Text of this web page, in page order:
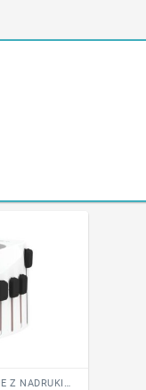
ADAPTERY PODRÓŻNE Z NADRUKIEM LOGO